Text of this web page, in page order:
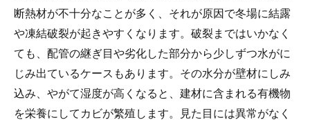
断熱材が不十分なことが多く、それが原因で冬場に結露
や凍結破裂が起きやすくなります。破裂まではいかなく
ても、配管の継ぎ目や劣化した部分から少しずつ水がに
じみ出ているケースもあります。その水分が壁材にしみ
込み、やがて湿度が高くなると、建材に含まれる有機物
を栄養にしてカビが繁殖します。見た目には異常がなく